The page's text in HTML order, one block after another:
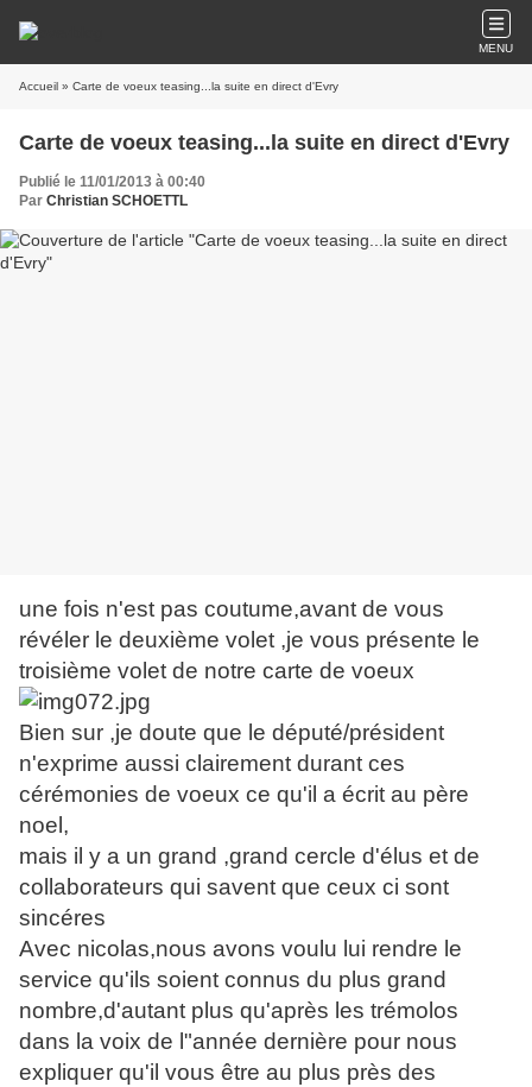
MENU
Accueil » Carte de voeux teasing...la suite en direct d'Evry
Carte de voeux teasing...la suite en direct d'Evry
Publié le 11/01/2013 à 00:40
Par Christian SCHOETTL
une fois n'est pas coutume,avant de vous
révéler le deuxième volet ,je vous présente le
troisième volet de notre carte de voeux
Bien sur ,je doute que le député/président
n'exprime aussi clairement durant ces
cérémonies de voeux ce qu'il a écrit au père
noel,
mais il y a un grand ,grand cercle d'élus et de
collaborateurs qui savent que ceux ci sont
sincéres
Avec nicolas,nous avons voulu lui rendre le
service qu'ils soient connus du plus grand
nombre,d'autant plus qu'après les trémolos
dans la voix de l"année dernière pour nous
expliquer qu'il vous être au plus près des